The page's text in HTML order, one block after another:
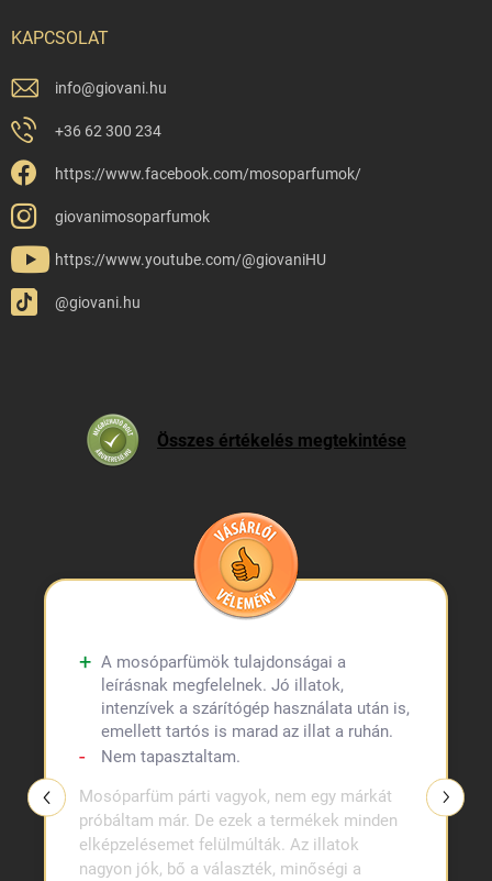
KAPCSOLAT
info@giovani.hu
+36 62 300 234
https://www.facebook.com/mosoparfumok/
giovanimosoparfumok
https://www.youtube.com/@giovaniHU
@giovani.hu
Összes értékelés megtekintése
A mosóparfümök tulajdonságai a
leírásnak megfelelnek. Jó illatok,
intenzívek a szárítógép használata után is,
emellett tartós is marad az illat a ruhán.
Nem tapasztaltam.
Mosóparfüm párti vagyok, nem egy márkát
próbáltam már. De ezek a termékek minden
elképzelésemet felülmúlták. Az illatok
nagyon jók, bő a választék, minőségi a